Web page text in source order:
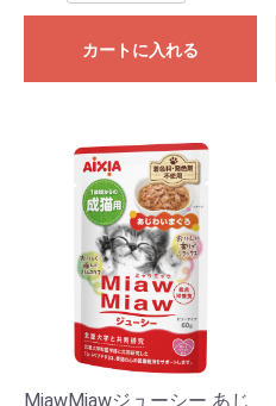
カートに入れる
MiawMiawジューシー あじ